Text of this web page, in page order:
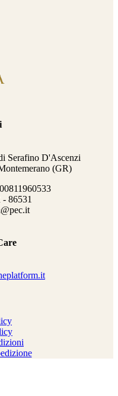
Serafino D'Ascenzi
(GR)
00811960533
86531